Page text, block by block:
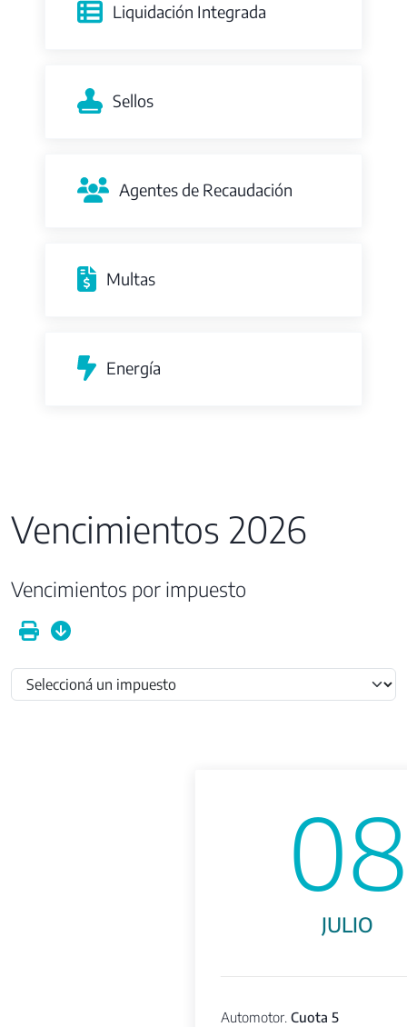
Liquidación Integrada
Sellos
Agentes de Recaudación
Multas
Energía
Vencimientos 2026
Vencimientos por impuesto
08
JULIO
Automotor.Cuota 5